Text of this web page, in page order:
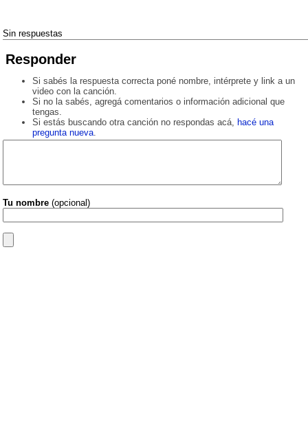
Sin respuestas
Responder
Si sabés la respuesta correcta poné nombre, intérprete y link a un
video con la canción.
Si no la sabés, agregá comentarios o información adicional que
tengas.
Si estás buscando otra canción no respondas acá, hacé una
pregunta nueva.
Tu nombre (opcional)